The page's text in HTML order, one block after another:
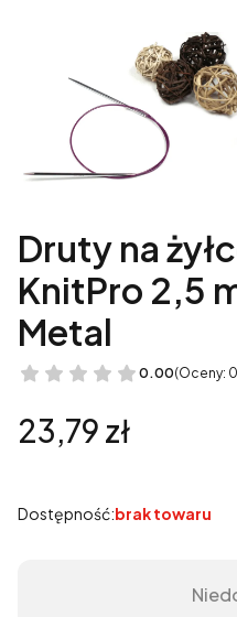
Druty na
KnitPro 2,5
Metal
0.00(Oceny:
Cena
23,79 zł
Dostępność:brak towaru